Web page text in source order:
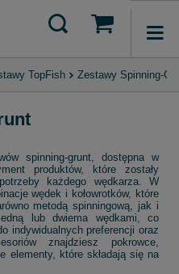
TopFish Zestawy Spinning-
spinning-grunt, dostępna w
produktów, które zostały
każdego wędkarza. W
wędek i kołowrotków, które
metodą spinningową, jak i
lub dwiema wędkami, co
indywidualnych preferencji oraz
znajdziesz pokrowce,
elementy, które składają się na